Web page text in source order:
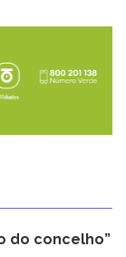
do concelho”